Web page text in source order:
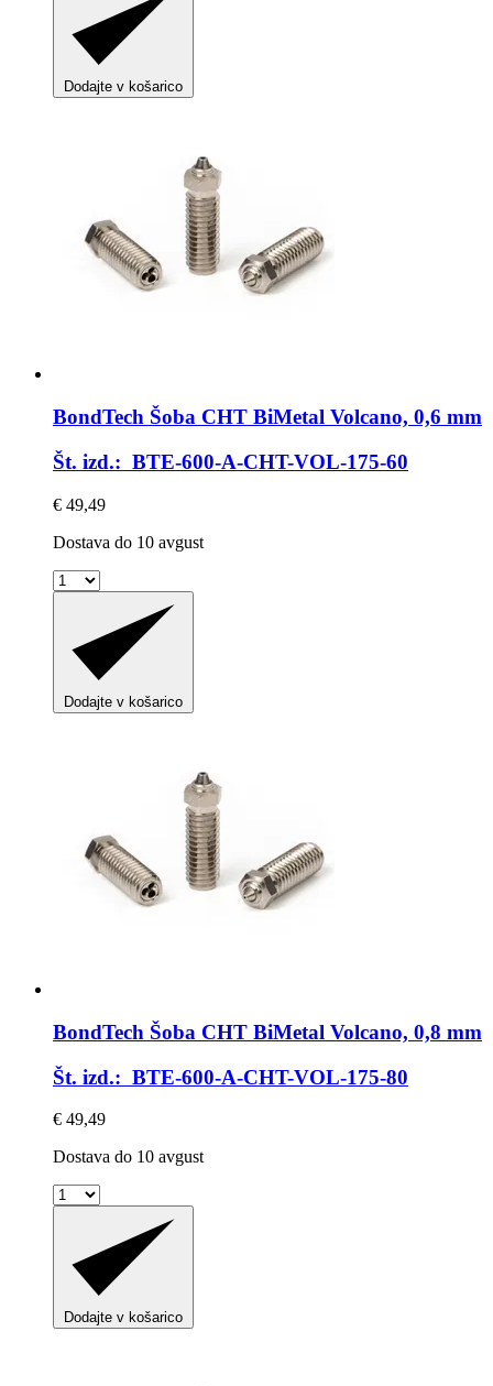
Dodajte v košarico
BondTech Šoba CHT BiMetal Volcano, 0,6 mm
Št. izd.: BTE-600-A-CHT-VOL-175-60
€ 49,49
Dostava do 10 avgust
Dodajte v košarico
BondTech Šoba CHT BiMetal Volcano, 0,8 mm
Št. izd.: BTE-600-A-CHT-VOL-175-80
€ 49,49
Dostava do 10 avgust
Dodajte v košarico